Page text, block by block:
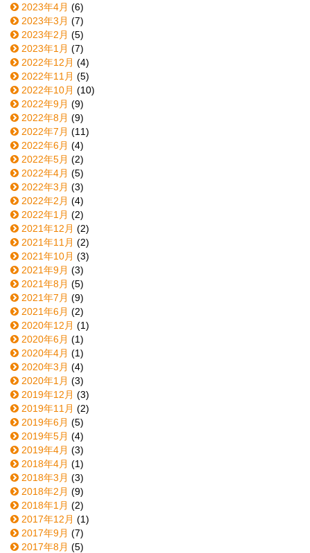
2023年4月 (6)
2023年3月 (7)
2023年2月 (5)
2023年1月 (7)
2022年12月 (4)
2022年11月 (5)
2022年10月 (10)
2022年9月 (9)
2022年8月 (9)
2022年7月 (11)
2022年6月 (4)
2022年5月 (2)
2022年4月 (5)
2022年3月 (3)
2022年2月 (4)
2022年1月 (2)
2021年12月 (2)
2021年11月 (2)
2021年10月 (3)
2021年9月 (3)
2021年8月 (5)
2021年7月 (9)
2021年6月 (2)
2020年12月 (1)
2020年6月 (1)
2020年4月 (1)
2020年3月 (4)
2020年1月 (3)
2019年12月 (3)
2019年11月 (2)
2019年6月 (5)
2019年5月 (4)
2019年4月 (3)
2018年4月 (1)
2018年3月 (3)
2018年2月 (9)
2018年1月 (2)
2017年12月 (1)
2017年9月 (7)
2017年8月 (5)